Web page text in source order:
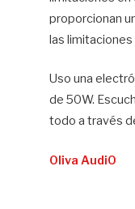
proporcionan
las limitaciones
Uso una
de 50W.
todo a través
Oliva AudiO